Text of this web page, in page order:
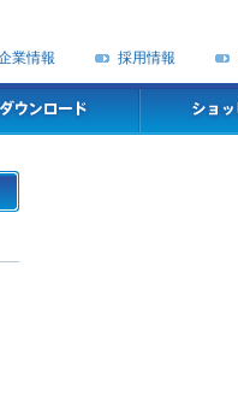
業情報 採用情報